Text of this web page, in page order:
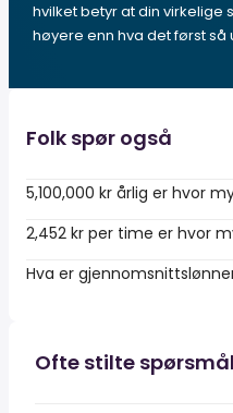
hvilket betyr at din virkelige
høyere enn hva det først så
Folk spør også
5,100,000 kr årlig er hvor
2,452 kr per time er hvor
Hva er
Ofte stilte spørsmål